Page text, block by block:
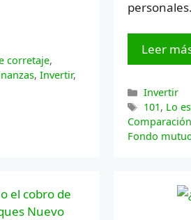
corretaje,
, Invertir,
personales.
Leer
Categorías
Invertir
Etiquetas
101, Lo
Comparación
Fondo